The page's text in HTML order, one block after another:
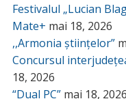
Festivalul „Lucian
Mate+ mai 18, 2026
,,Armonia științelor”
Concursul
18, 2026
“Dual PC” mai 18, 2026